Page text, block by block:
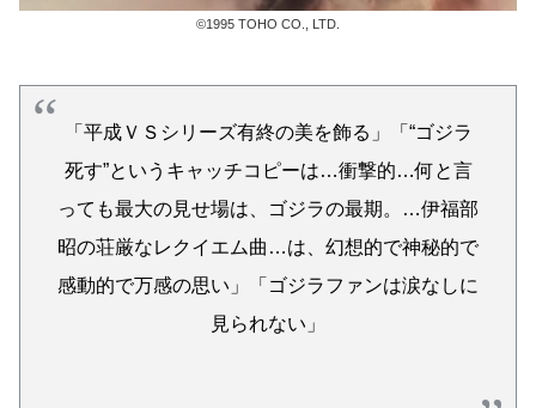
©1995 TOHO CO., LTD.
「平成ＶＳシリーズ有終の美を飾る」「“ゴジラ
死す”というキャッチコピーは…衝撃的…何と言
っても最大の見せ場は、ゴジラの最期。…伊福部
昭の荘厳なレクイエム曲…は、幻想的で神秘的で
感動的で万感の思い」「ゴジラファンは涙なしに
見られない」